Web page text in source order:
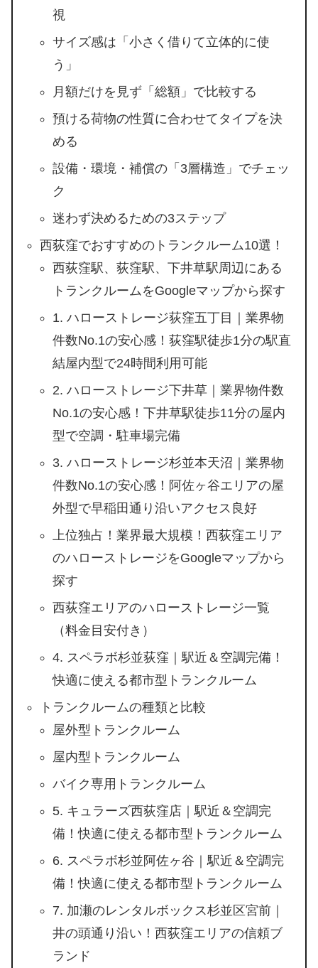
視
サイズ感は「小さく借りて立体的に使
う」
月額だけを見ず「総額」で比較する
預ける荷物の性質に合わせてタイプを決
める
設備・環境・補償の「3層構造」でチェッ
ク
迷わず決めるための3ステップ
西荻窪でおすすめのトランクルーム10選！
西荻窪駅、荻窪駅、下井草駅周辺にある
トランクルームをGoogleマップから探す
1. ハローストレージ荻窪五丁目｜業界物
件数No.1の安心感！荻窪駅徒歩1分の駅直
結屋内型で24時間利用可能
2. ハローストレージ下井草｜業界物件数
No.1の安心感！下井草駅徒歩11分の屋内
型で空調・駐車場完備
3. ハローストレージ杉並本天沼｜業界物
件数No.1の安心感！阿佐ヶ谷エリアの屋
外型で早稲田通り沿いアクセス良好
上位独占！業界最大規模！西荻窪エリア
のハローストレージをGoogleマップから
探す
西荻窪エリアのハローストレージ一覧
（料金目安付き）
4. スペラボ杉並荻窪｜駅近＆空調完備！
快適に使える都市型トランクルーム
トランクルームの種類と比較
屋外型トランクルーム
屋内型トランクルーム
バイク専用トランクルーム
5. キュラーズ西荻窪店｜駅近＆空調完
備！快適に使える都市型トランクルーム
6. スペラボ杉並阿佐ヶ谷｜駅近＆空調完
備！快適に使える都市型トランクルーム
7. 加瀬のレンタルボックス杉並区宮前｜
井の頭通り沿い！西荻窪エリアの信頼ブ
ランド